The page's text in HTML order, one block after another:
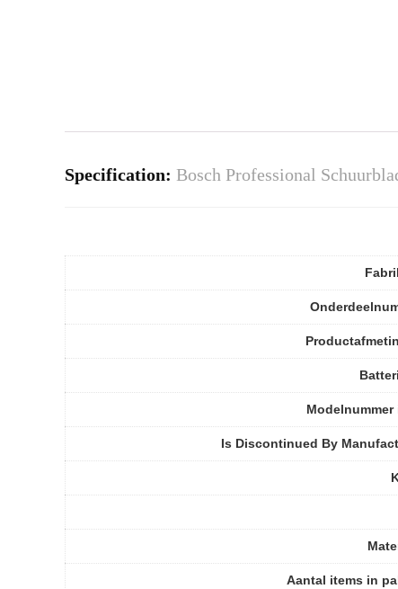
Specification: Bosch Professional
Modelnummer
Is Discontinued By
Aantal items in